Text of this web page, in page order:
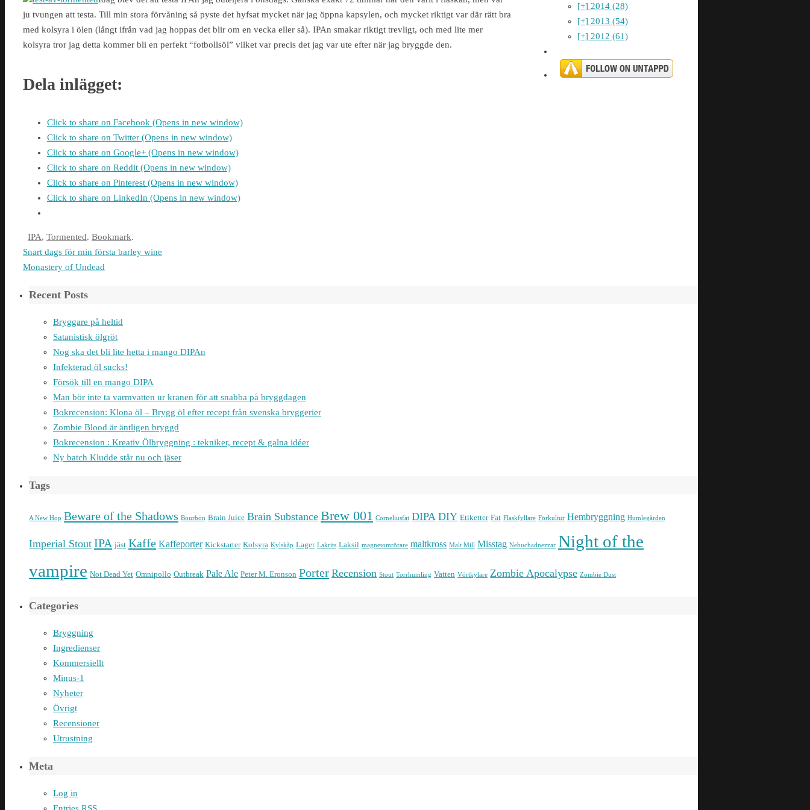
ju tvungen att testa. Till min stora förvåning så pyste det hyfsat mycket när jag öppna kapsylen, och mycket riktigt var där rätt bra
med kolsyra i ölen (långt ifrån vad jag hoppas det blir om en vecka eller så). IPAn smakar riktigt trevligt, och med lite mer
kolsyra tror jag detta kommer bli en perfekt “fotbollsöl” vilket var precis det jag var ute efter när jag bryggde den.
Dela inlägget:
Click to share on Facebook (Opens in new window)
Click to share on Twitter (Opens in new window)
Click to share on Google+ (Opens in new window)
Click to share on Reddit (Opens in new window)
Click to share on Pinterest (Opens in new window)
Click to share on LinkedIn (Opens in new window)
IPA, Tormented. Bookmark.
Snart dags för min första barley wine
Monastery of Undead
[+] 2014 (28)
[+] 2013 (54)
[+] 2012 (61)
Recent Posts
Bryggare på heltid
Satanistisk ölgröt
Nog ska det bli lite hetta i mango DIPAn
Infekterad öl sucks!
Försök till en mango DIPA
Man bör inte ta varmvatten ur kranen för att snabba på bryggdagen
Bokrecension: Klona öl – Brygg öl efter recept från svenska bryggerier
Zombie Blood är äntligen bryggd
Bokrecension : Kreativ Ölbryggning : tekniker, recept & galna idéer
Ny batch Kludde står nu och jäser
Tags
A New Hop Beware of the Shadows Bourbon Brain Juice Brain Substance Brew 001 Corneliusfat DIPA DIY Etiketter Fat Flaskfyllare Förkultur Hembryggning Humlegården
Imperial Stout IPA jäst Kaffe Kaffeporter Kickstarter Kolsyra Kylskåp Lager Lakrits Laksil magnetomrörare maltkross Malt Mill Misstag Nebuchadnezzar Night of the
vampire Not Dead Yet Omnipollo Outbreak Pale Ale Peter M. Eronson Porter Recension Stout Torrhumling Vatten Vörtkylare Zombie Apocalypse Zombie Dust
Categories
Bryggning
Ingredienser
Kommersiellt
Minus-1
Nyheter
Övrigt
Recensioner
Utrustning
Meta
Log in
Entries RSS